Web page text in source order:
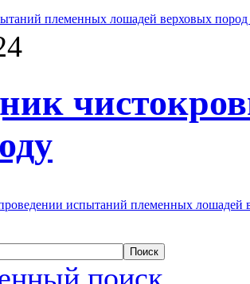
племенных лошадей верховых
испытаний племенных лошадей